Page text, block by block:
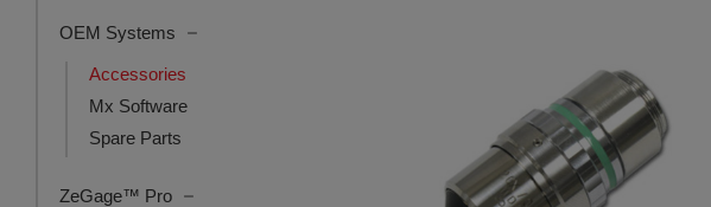
OEM Systems
Accessories
Mx Software
Spare Parts
ZeGage™ Pro